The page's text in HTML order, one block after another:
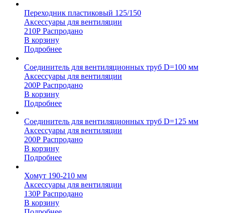
Переходник пластиковый 125/150
Аксессуары для вентиляции
210Р Распродано
В корзину
Подробнее
Соединитель для вентиляционных труб D=100 мм
Аксессуары для вентиляции
200Р Распродано
В корзину
Подробнее
Соединитель для вентиляционных труб D=125 мм
Аксессуары для вентиляции
200Р Распродано
В корзину
Подробнее
Хомут 190-210 мм
Аксессуары для вентиляции
130Р Распродано
В корзину